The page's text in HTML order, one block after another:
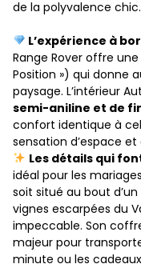
de la polyvalence chic.
L’expérience à
Range Rover offre une
Position ») qui donne
paysage. L’intérieur
semi-aniline et de
confort identique à
sensation d’espace
Les détails qui
idéal pour les
soit situé au bout
vignes escarpées du
impeccable. Son
majeur pour
minute ou les